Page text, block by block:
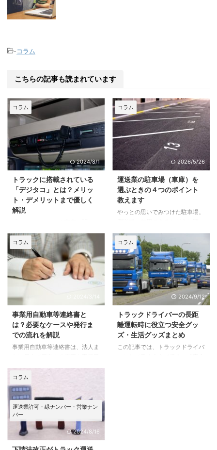
-コラム
こちらの記事も読まれています
コラム
2024/8/1
トラックに搭載されている
「デジタコ」とは？メリッ
ト・デメリットまで優しく
解説
ことはあるけど、どんなものなの
か詳しく知らないという方も多い
のではないでしょうか。 この記
事では、トラックに搭載されてい
る「デジタコ」の解説や、メリッ
ト・デメリットをわかりやすく紹
をご検討中の方はぜひ参考にして
ください。 まずは「そもそもデ
ジタコとはどんなものなのか」と
いう基本から解説します。 トラ
ックに搭載されているデジタコと
はどんなもの？ トラックやタク
コグラフが搭載されています。タ
コグラフとは運行記録計のことで
...
コラム
2026/5/26
運送業の駐車場（車庫）を
選ぶときの４つのポイント
教えます
やっとの思いでみつけた駐車場。
たら「使えなかった」というのは
悲しい話ですね。 しかし、実際
に運送業で使えないケースがよく
あるのは否定できません。 弊社
シフトアップでは、すでに駐車場
（車庫）の購入や賃貸の契約をし
てから運送業許可申請のご依頼を
いただくことがあります。そんな
（車庫）」である確率が高いで
す。 やっとの思いで見つけた駐
車場がそんなことにならないよ
う、運送業に使用する駐車場を選
コラム
事業用自動車等連絡書と
は？必要なケースや発行ま
での流れを解説
事業用自動車等連絡書は、法人ま
的で使用する場合に必要な書類で
す。 新規許可取得に伴い車両を
緑ナンバーへ変更する、事業用車
の数を変更する、営業所間を移動
する際には、この書類を所轄の運
輸支局へ提出しなければなりませ
ん。 本記事では、事業用自動車
等連絡書について詳しく解説しま
す。 連絡書が必要になるケース
コラム
2024/9/12
トラックドライバーの長距
離運転時に役立つ安全グッ
ズ・生活グッズまとめ
この記事では、トラックドライバ
コラム
運送業許可・緑ナンバー・営業ナン
バー
2024/8/16